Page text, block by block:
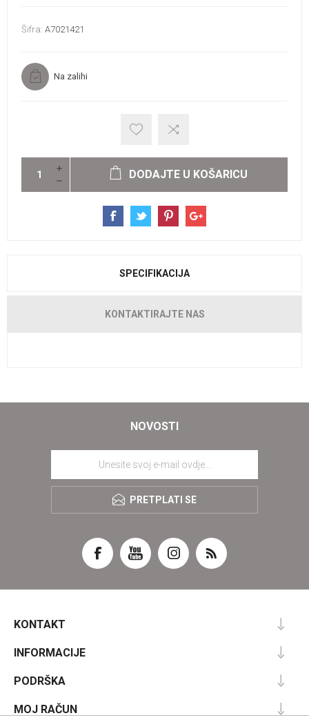
Šifra: A7021421
Na zalihi
DODAJTE U KOŠARICU
SPECIFIKACIJA
KONTAKTIRAJTE NAS
NOVOSTI
PRETPLATI SE
KONTAKT
INFORMACIJE
PODRŠKA
MOJ RAČUN